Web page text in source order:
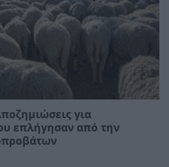
για
επλήγησαν από την